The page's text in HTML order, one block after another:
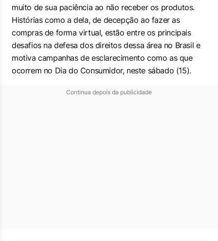
muito de sua paciência ao não receber os produtos.
Histórias como a dela, de decepção ao fazer as
compras de forma virtual, estão entre os principais
desafios na defesa dos direitos dessa área no Brasil e
motiva campanhas de esclarecimento como as que
ocorrem no Dia do Consumidor, neste sábado (15).
Continua depois da publicidade